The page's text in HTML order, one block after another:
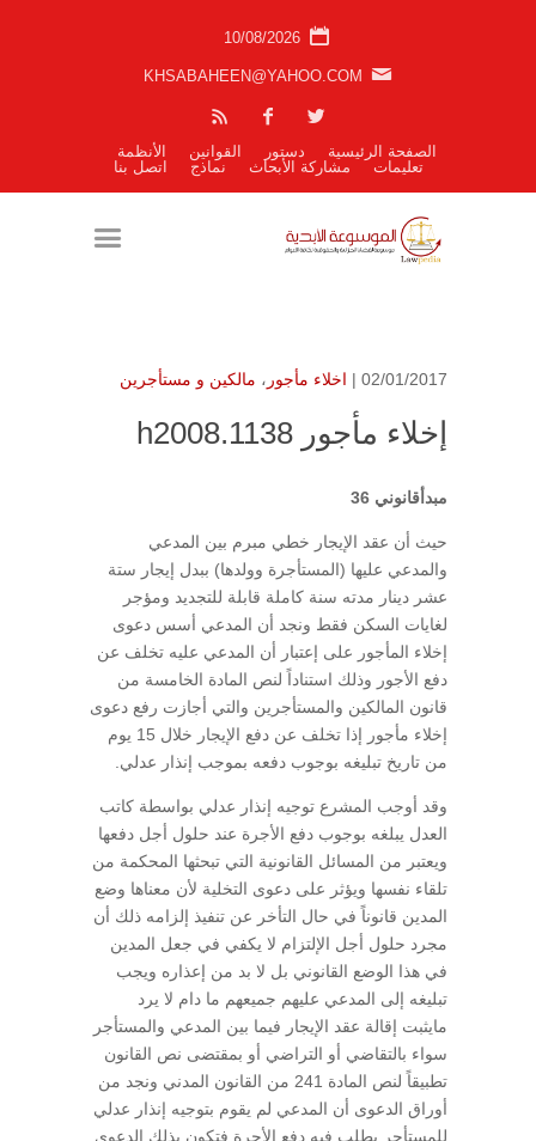
10/08/2026
KHSABAHEEN@YAHOO.COM
الصفحة الرئيسية دستور القوانين
الأنظمة
تعليمات
مشاركة الأبحاث نماذج اتصل بنا
02/01/2017 | اخلاء مأجور ، مالكين و مستأجرين
إخلاء مأجور h2008.1138
مبدأقانوني 36
حيث أن عقد الإيجار خطي مبرم بين المدعي
والمدعي عليها (المستأجرة وولدها) ببدل إيجار ستة
عشر دينار مدته سنة كاملة قابلة للتجديد ومؤجر
لغايات السكن فقط ونجد أن المدعي أسس دعوى
إخلاء المأجور على إعتبار أن المدعي عليه تخلف عن
دفع الأجور وذلك استناداً لنص المادة الخامسة من
قانون المالكين والمستأجرين والتي أجازت رفع دعوى
إخلاء مأجور إذا تخلف عن دفع الإيجار خلال 15 يوم
من تاريخ تبليغه بوجوب دفعه بموجب إنذار عدلي.
وقد أوجب المشرع توجيه إنذار عدلي بواسطة كاتب
العدل يبلغه بوجوب دفع الأجرة عند حلول أجل دفعها
ويعتبر من المسائل القانونية التي تبحثها المحكمة من
تلقاء نفسها ويؤثر على دعوى التخلية لأن معناها وضع
المدين قانوناً في حال التأخر عن تنفيذ إلزامه ذلك أن
مجرد حلول أجل الإلتزام لا يكفي في جعل المدين
في هذا الوضع القانوني بل لا بد من إعذاره ويجب
تبليغه إلى المدعي عليهم جميعهم ما دام لا يرد
مايثبت إقالة عقد الإيجار فيما بين المدعي والمستأجر
سواء بالتقاضي أو التراضي أو بمقتضى نص القانون
تطبيقاً لنص المادة 241 من القانون المدني ونجد من
أوراق الدعوى أن المدعي لم يقوم بتوجيه إنذار عدلي
للمستأجر يطلب فيه دفع الأجرة فتكون بذلك الدعوى